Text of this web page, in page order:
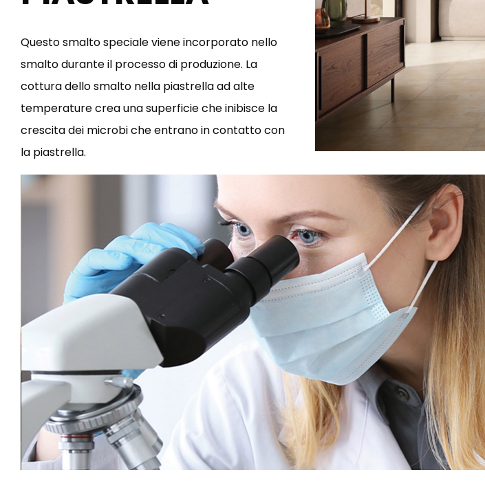
Questo smalto speciale viene incorporato nello
smalto durante il processo di produzione. La
cottura dello smalto nella piastrella ad alte
temperature crea una superficie che inibisce la
crescita dei microbi che entrano in contatto con
la piastrella.